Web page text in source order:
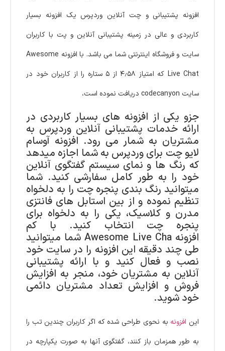
افزونه پشتیبانی و چت آنلاین وردپرس یک افزونه بسیار
کاربردی و عالی در زمینه پشتیبانی آنلاین و پت با کاربران
سایت و فروشگاه اینترنتی شما می باشد. با افزونه Awesome
Live Chat که امتیاز ۴٫۵۸ از ۵ ستاره را از کاربران خود در
سایت codecanyon دریافت نموده است،
جزو یکی از افزونه های بسیار کاربردی در
ارائه خدمات پشتیبانی آنلاین وردپرس به
مشتریان به شمار می رود. افزونه آوسام
لایو چت برای وردپرس به شما اجازه میدهد
که رنگ ها و نمای سیستم گفتگوی آنلاین
خود را به طور کامل سفارشی کنید. شما
میتوانید رنگ بندی پنجره چت را به دلخواه
تنظیم نموده و از بین استابل های فانتزی
مدرن و کلاسیک، یکی را به دلخواه برای
پنجره چت انتخاب کنید. با کم
افزونه Awesome Live Cha شما میتوانید
طی چند دقیقه این افزونه را در سایت خود
نصب و فعال کنید و با ارائه پشتیبانی
آنلاین به مشتریان خود، منجر به افزایش
فروش و افزایش تعداد مشتریان دائمی
خود شوید.
این افزونه به نحوی طراحی شده که اگر کاربران چندین تب را
به طور همزمان باز کنند، گفتگوی آنها به صورت یکپارچه در